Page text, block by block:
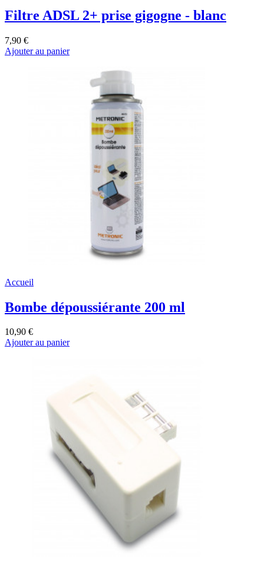
Filtre ADSL 2+ prise gigogne - blanc
7,90 €
Ajouter au panier
Accueil
Bombe dépoussiérante 200 ml
10,90 €
Ajouter au panier